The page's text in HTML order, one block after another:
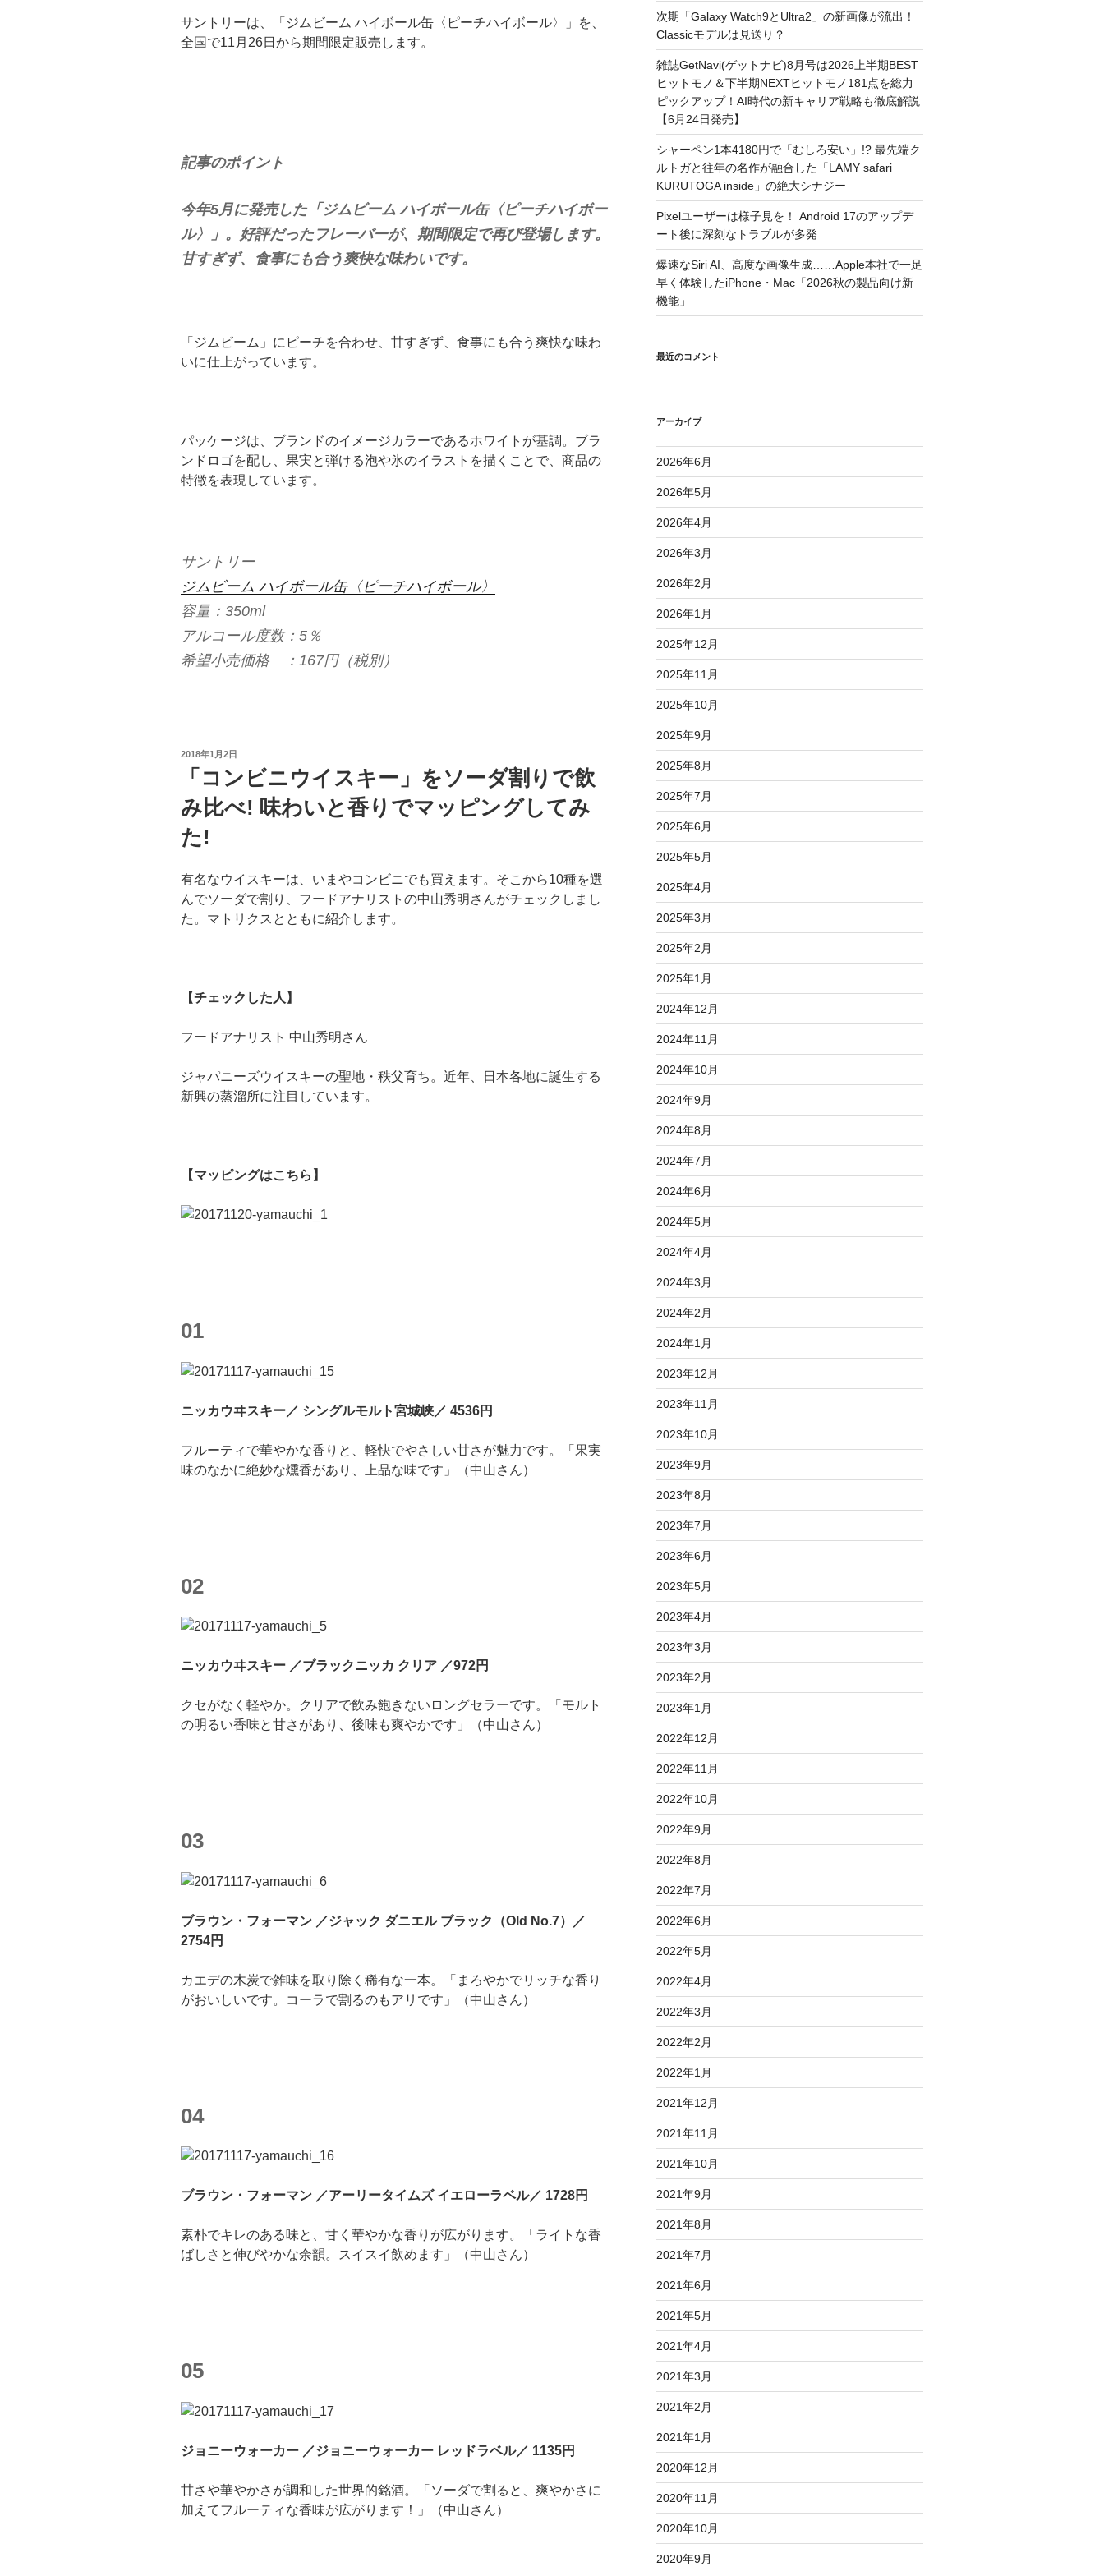
サントリーは、「ジムビーム ハイボール缶〈ピーチハイボール〉」を、
全国で11月26日から期間限定販売します。
記事のポイント
今年5月に発売した「ジムビーム ハイボール缶〈ピーチハイボー
ル〉」。好評だったフレーバーが、期間限定で再び登場します。
甘すぎず、食事にも合う爽快な味わいです。
「ジムビーム」にピーチを合わせ、甘すぎず、食事にも合う爽快な味わ
いに仕上がっています。
パッケージは、ブランドのイメージカラーであるホワイトが基調。ブラ
ンドロゴを配し、果実と弾ける泡や氷のイラストを描くことで、商品の
特徴を表現しています。
サントリー
ジムビーム ハイボール缶〈ピーチハイボール〉
容量：350ml
アルコール度数：5％
希望小売価格 ：167円（税別）
投
日:
2018年1月2日
「コンビニウイスキー」をソーダ割りで飲
み比べ! 味わいと香りでマッピングしてみ
た!
有名なウイスキーは、いまやコンビニでも買えます。そこから10種を選
んでソーダで割り、フードアナリストの中山秀明さんがチェックしまし
た。マトリクスとともに紹介します。
【チェックした人】
フードアナリスト 中山秀明さん
ジャパニーズウイスキーの聖地・秩父育ち。近年、日本各地に誕生する
新興の蒸溜所に注目しています。
【マッピングはこちら】
01
ニッカウヰスキー／ シングルモルト宮城峡／ 4536円
フルーティで華やかな香りと、軽快でやさしい甘さが魅力です。「果実
味のなかに絶妙な燻香があり、上品な味です」（中山さん）
02
ニッカウヰスキー ／ブラックニッカ クリア ／972円
クセがなく軽やか。クリアで飲み飽きないロングセラーです。「モルト
の明るい香味と甘さがあり、後味も爽やかです」（中山さん）
03
ブラウン・フォーマン ／ジャック ダニエル ブラック（Old No.7）／
2754円
カエデの木炭で雑味を取り除く稀有な一本。「まろやかでリッチな香り
がおいしいです。コーラで割るのもアリです」（中山さん）
04
ブラウン・フォーマン ／アーリータイムズ イエローラベル／ 1728円
素朴でキレのある味と、甘く華やかな香りが広がります。「ライトな香
ばしさと伸びやかな余韻。スイスイ飲めます」（中山さん）
05
ジョニーウォーカー ／ジョニーウォーカー レッドラベル／ 1135円
甘さや華やかさが調和した世界的銘酒。「ソーダで割ると、爽やかさに
加えてフルーティな香味が広がります！」（中山さん）
次期「Galaxy Watch9とUltra2」の新画像が流出！
Classicモデルは見送り？
雑誌GetNavi(ゲットナビ)8月号は2026上半期BEST
ヒットモノ＆下半期NEXTヒットモノ181点を総力
ピックアップ！AI時代の新キャリア戦略も徹底解説
【6月24日発売】
シャーペン1本4180円で「むしろ安い」!? 最先端ク
ルトガと往年の名作が融合した「LAMY safari
KURUTOGA inside」の絶大シナジー
Pixelユーザーは様子見を！ Android 17のアップデ
ート後に深刻なトラブルが多発
爆速なSiri AI、高度な画像生成……Apple本社で一足
早く体験したiPhone・Mac「2026秋の製品向け新
機能」
最近のコメント
アーカイブ
2026年6月
2026年5月
2026年4月
2026年3月
2026年2月
2026年1月
2025年12月
2025年11月
2025年10月
2025年9月
2025年8月
2025年7月
2025年6月
2025年5月
2025年4月
2025年3月
2025年2月
2025年1月
2024年12月
2024年11月
2024年10月
2024年9月
2024年8月
2024年7月
2024年6月
2024年5月
2024年4月
2024年3月
2024年2月
2024年1月
2023年12月
2023年11月
2023年10月
2023年9月
2023年8月
2023年7月
2023年6月
2023年5月
2023年4月
2023年3月
2023年2月
2023年1月
2022年12月
2022年11月
2022年10月
2022年9月
2022年8月
2022年7月
2022年6月
2022年5月
2022年4月
2022年3月
2022年2月
2022年1月
2021年12月
2021年11月
2021年10月
2021年9月
2021年8月
2021年7月
2021年6月
2021年5月
2021年4月
2021年3月
2021年2月
2021年1月
2020年12月
2020年11月
2020年10月
2020年9月